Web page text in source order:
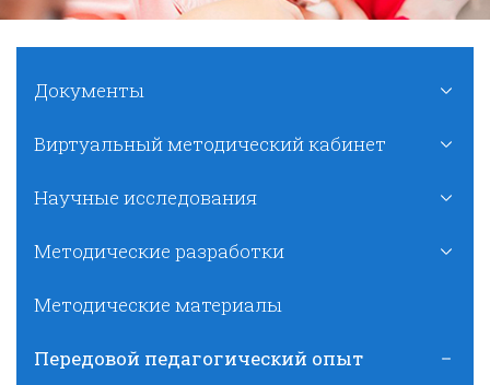
Документы
Виртуальный методический кабинет
Научные исследования
Методические разработки
Методические материалы
Передовой педагогический опыт